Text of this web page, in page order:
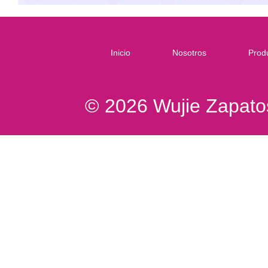
Inicio Nosotros
© 2026 Wujie